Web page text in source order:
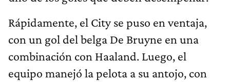
Rápidamente, el City se puso en ventaja,
con un gol del belga De Bruyne en una
combinación con Haaland. Luego, el
equipo manejó la pelota a su antojo, con